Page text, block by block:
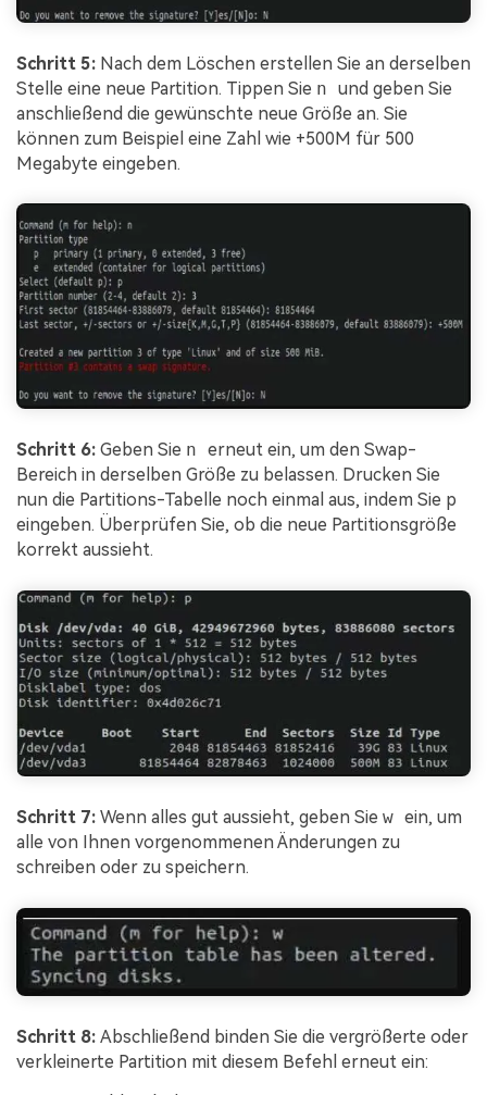
Schritt 5: Nach dem Löschen erstellen Sie an derselben
Stelle eine neue Partition. Tippen Sie n und geben Sie
anschließend die gewünschte neue Größe an. Sie
können zum Beispiel eine Zahl wie +500M für 500
Megabyte eingeben.
Schritt 6: Geben Sie n erneut ein, um den Swap-
Bereich in derselben Größe zu belassen. Drucken Sie
nun die Partitions-Tabelle noch einmal aus, indem Sie p
eingeben. Überprüfen Sie, ob die neue Partitionsgröße
korrekt aussieht.
Schritt 7: Wenn alles gut aussieht, geben Sie w ein, um
alle von Ihnen vorgenommenen Änderungen zu
schreiben oder zu speichern.
Schritt 8: Abschließend binden Sie die vergrößerte oder
verkleinerte Partition mit diesem Befehl erneut ein: